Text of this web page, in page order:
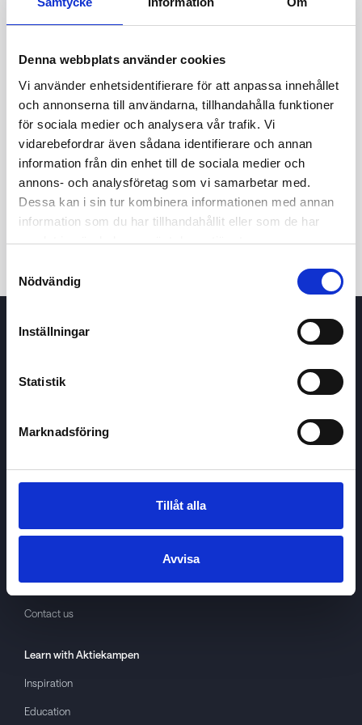
Denna webbplats använder cookies
Vi använder enhetsidentifierare för att anpassa innehållet
och annonserna till användarna, tillhandahålla funktioner
för sociala medier och analysera vår trafik. Vi
vidarebefordrar även sådana identifierare och annan
information från din enhet till de sociala medier och
annons- och analysföretag som vi samarbetar med.
Dessa kan i sin tur kombinera informationen med annan
information som du har tillhandahållit eller som de har
samlat in när du har använt deras tjänster.
Nödvändig
Inställningar
Statistik
Marknadsföring
Tillåt alla
Avvisa
24h 7d 1m 3m 1y 5y
Trade
AboutAktiekampen
About cookies
GDPR
Contact us
Learn with Aktiekampen
Inspiration
Education